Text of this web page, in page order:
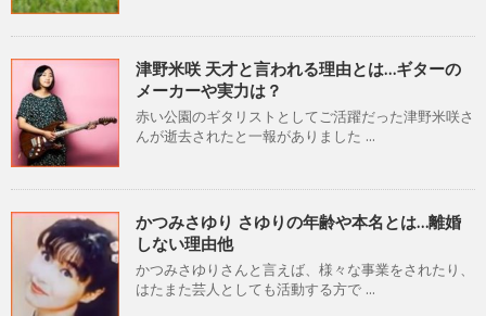
津野米咲 天才と言われる理由とは…ギターの
メーカーや実力は？
赤い公園のギタリストとしてご活躍だった津野米咲さ
んが逝去されたと一報がありました ...
かつみさゆり さゆりの年齢や本名とは…離婚
しない理由他
かつみさゆりさんと言えば、様々な事業をされたり、
はたまた芸人としても活動する方で ...